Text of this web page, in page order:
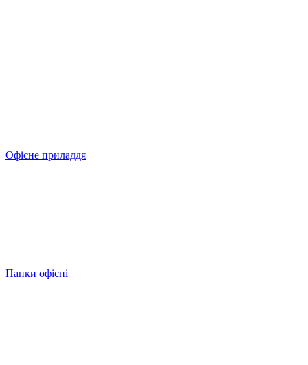
Офісне приладдя
Папки офісні